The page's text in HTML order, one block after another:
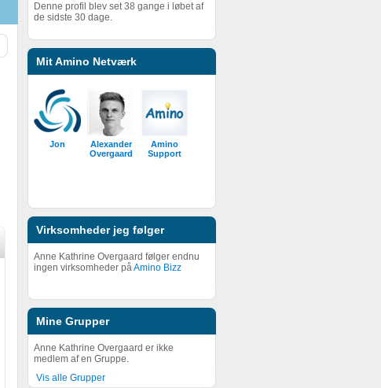
Denne profil blev set 38 gange i løbet af
de sidste 30 dage.
Mit Amino Netværk
Jon
Alexander
Overgaard
Amino
Support
Virksomheder jeg følger
Anne Kathrine Overgaard følger endnu
ingen virksomheder påAmino Bizz
Mine Grupper
Anne Kathrine Overgaard er ikke
medlem af en Gruppe.
Vis alle Grupper